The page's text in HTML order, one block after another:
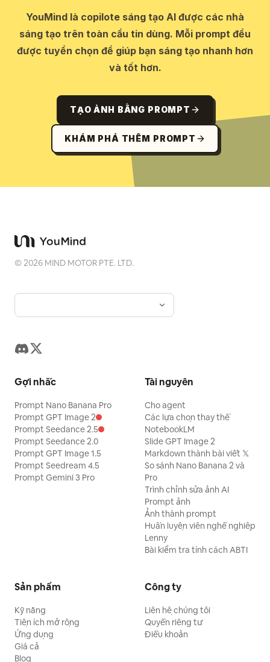
YouMind là copilote sáng tạo AI được các nhà
sáng tạo trên toàn cầu tin dùng. Mỗi prompt đều
được tuyển chọn để giúp bạn sáng tạo nhanh hơn
và tốt hơn.
TẠO ẢNH BẰNG PROMPT
KHÁM PHÁ THÊM PROMPT
©2026 MIND MOTOR PTE. LTD.
Gợi nhắc
Prompt Nano Banana Pro
Prompt GPT Image 2
Prompt Seedance 2.5
Prompt Seedance 2.0
Prompt GPT Image 1.5
Prompt Seedream 4.5
Prompt Gemini 3 Pro
Tài nguyên
Cho agent
Các lựa chọn thay thế
NotebookLM
Slide GPT Image 2
Markdown thành bài viết 𝕏
So sánh Nano Banana 2 và
Pro
Trình chỉnh sửa ảnh AI
Prompt ảnh
Ảnh thành prompt
Huấn luyện viên nghề nghiệp
Lenny
Bài kiểm tra tính cách ABTI
Sản phẩm
Kỹ năng
Tiện ích mở rộng
Ứng dụng
Giá cả
Blog
Công ty
Liên hệ chúng tôi
Quyền riêng tư
Điều khoản